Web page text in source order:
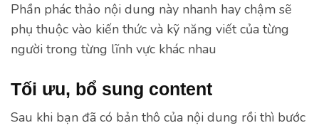
Phần phác thảo nội dung này nhanh hay chậm sẽ
phụ thuộc vào kiến thức và kỹ năng viết của từng
người trong từng lĩnh vực khác nhau
Tối ưu, bổ sung content
Sau khi bạn đã có bản thô của nội dung rồi thì bước